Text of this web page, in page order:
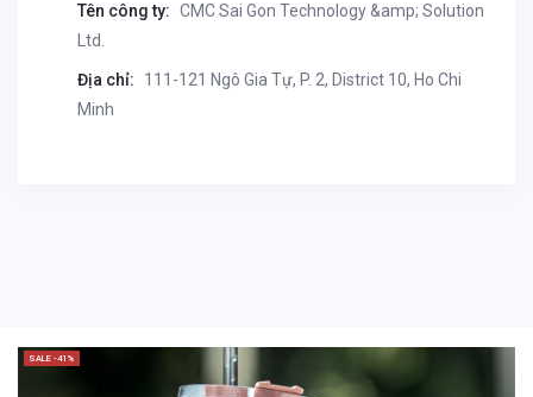
Tên công ty: CMC Sai Gon Technology &amp; Solution
Ltd.
Địa chỉ:
111-121 Ngô Gia Tự, P. 2, District 10, Ho Chi
Minh
SALE -41%